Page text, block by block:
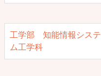
工学部 知能情報システ
ム工学科